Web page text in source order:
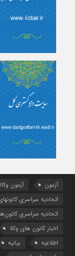
آزمون آزمون
اتحادیه سراسری
اتحادیه سراسری
اخبار کانون های وکلا
اطلاعیه
بیانیه